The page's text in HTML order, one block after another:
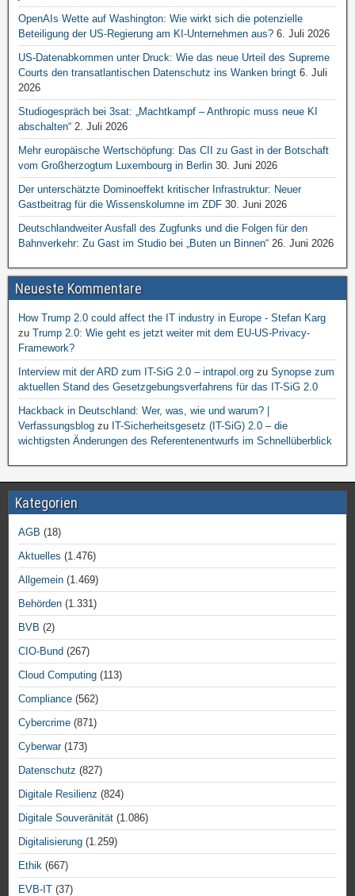
OpenAIs Wette auf Washington: Wie wirkt sich die potenzielle
Beteiligung der US-Regierung am KI-Unternehmen aus? 6. Juli 2026
US-Datenabkommen unter Druck: Wie das neue Urteil des Supreme
Courts den transatlantischen Datenschutz ins Wanken bringt 6. Juli
2026
Studiogespräch bei 3sat: „Machtkampf – Anthropic muss neue KI
abschalten“ 2. Juli 2026
Mehr europäische Wertschöpfung: Das CII zu Gast in der Botschaft
vom Großherzogtum Luxembourg in Berlin 30. Juni 2026
Der unterschätzte Dominoeffekt kritischer Infrastruktur: Neuer
Gastbeitrag für die Wissenskolumne im ZDF 30. Juni 2026
Deutschlandweiter Ausfall des Zugfunks und die Folgen für den
Bahnverkehr: Zu Gast im Studio bei „Buten un Binnen“ 26. Juni 2026
Neueste Kommentare
How Trump 2.0 could affect the IT industry in Europe - Stefan Karg
zu Trump 2.0: Wie geht es jetzt weiter mit dem EU-US-Privacy-
Framework?
Interview mit der ARD zum IT-SiG 2.0 – intrapol.org zu Synopse zum
aktuellen Stand des Gesetzgebungsverfahrens für das IT-SiG 2.0
Hackback in Deutschland: Wer, was, wie und warum? |
Verfassungsblog zu IT-Sicherheitsgesetz (IT-SiG) 2.0 – die
wichtigsten Änderungen des Referentenentwurfs im Schnellüberblick
Kategorien
AGB (18)
Aktuelles (1.476)
Allgemein (1.469)
Behörden (1.331)
BVB (2)
CIO-Bund (267)
Cloud Computing (113)
Compliance (562)
Cybercrime (871)
Cyberwar(173)
Datenschutz (827)
Digitale Resilienz (824)
Digitale Souveränität (1.086)
Digitalisierung (1.259)
Ethik (667)
EVB-IT (37)